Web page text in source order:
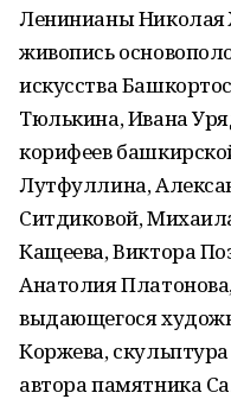
Ленинианы Николая
живопись
искусства
Тюлькина, Ивана
корифеев
Лутфуллина,
Ситдиковой,
Кащеева, Виктора
Анатолия
выдающегося
Коржева,
автора памятника